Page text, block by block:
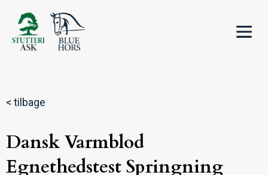
< tilbage
Dansk Varmblod
Egnethedstest Springning